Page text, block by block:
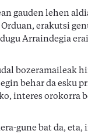
gauden lehen
erakutsi
Arraindegia
bozeramaileak
behar da esku
interes orokorra
gune bat da,